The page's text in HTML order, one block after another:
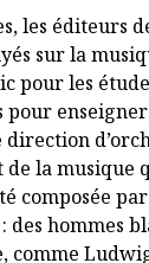
les éditeurs
sur la
pour les
pour
la musique
composée
des hommes
comme